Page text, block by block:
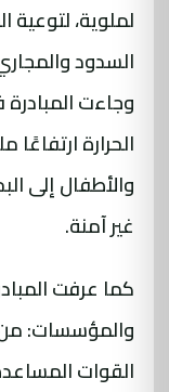
لملوية، لتوعية
السدود
وجاءت
الحرارة
والأطفال إلى
غير آمنة.
كما عرفت
والمؤسسات: من
القوات